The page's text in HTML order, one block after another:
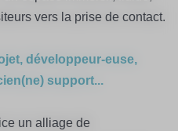
vers la prise de contact.
développeur-euse,
support...
un alliage de